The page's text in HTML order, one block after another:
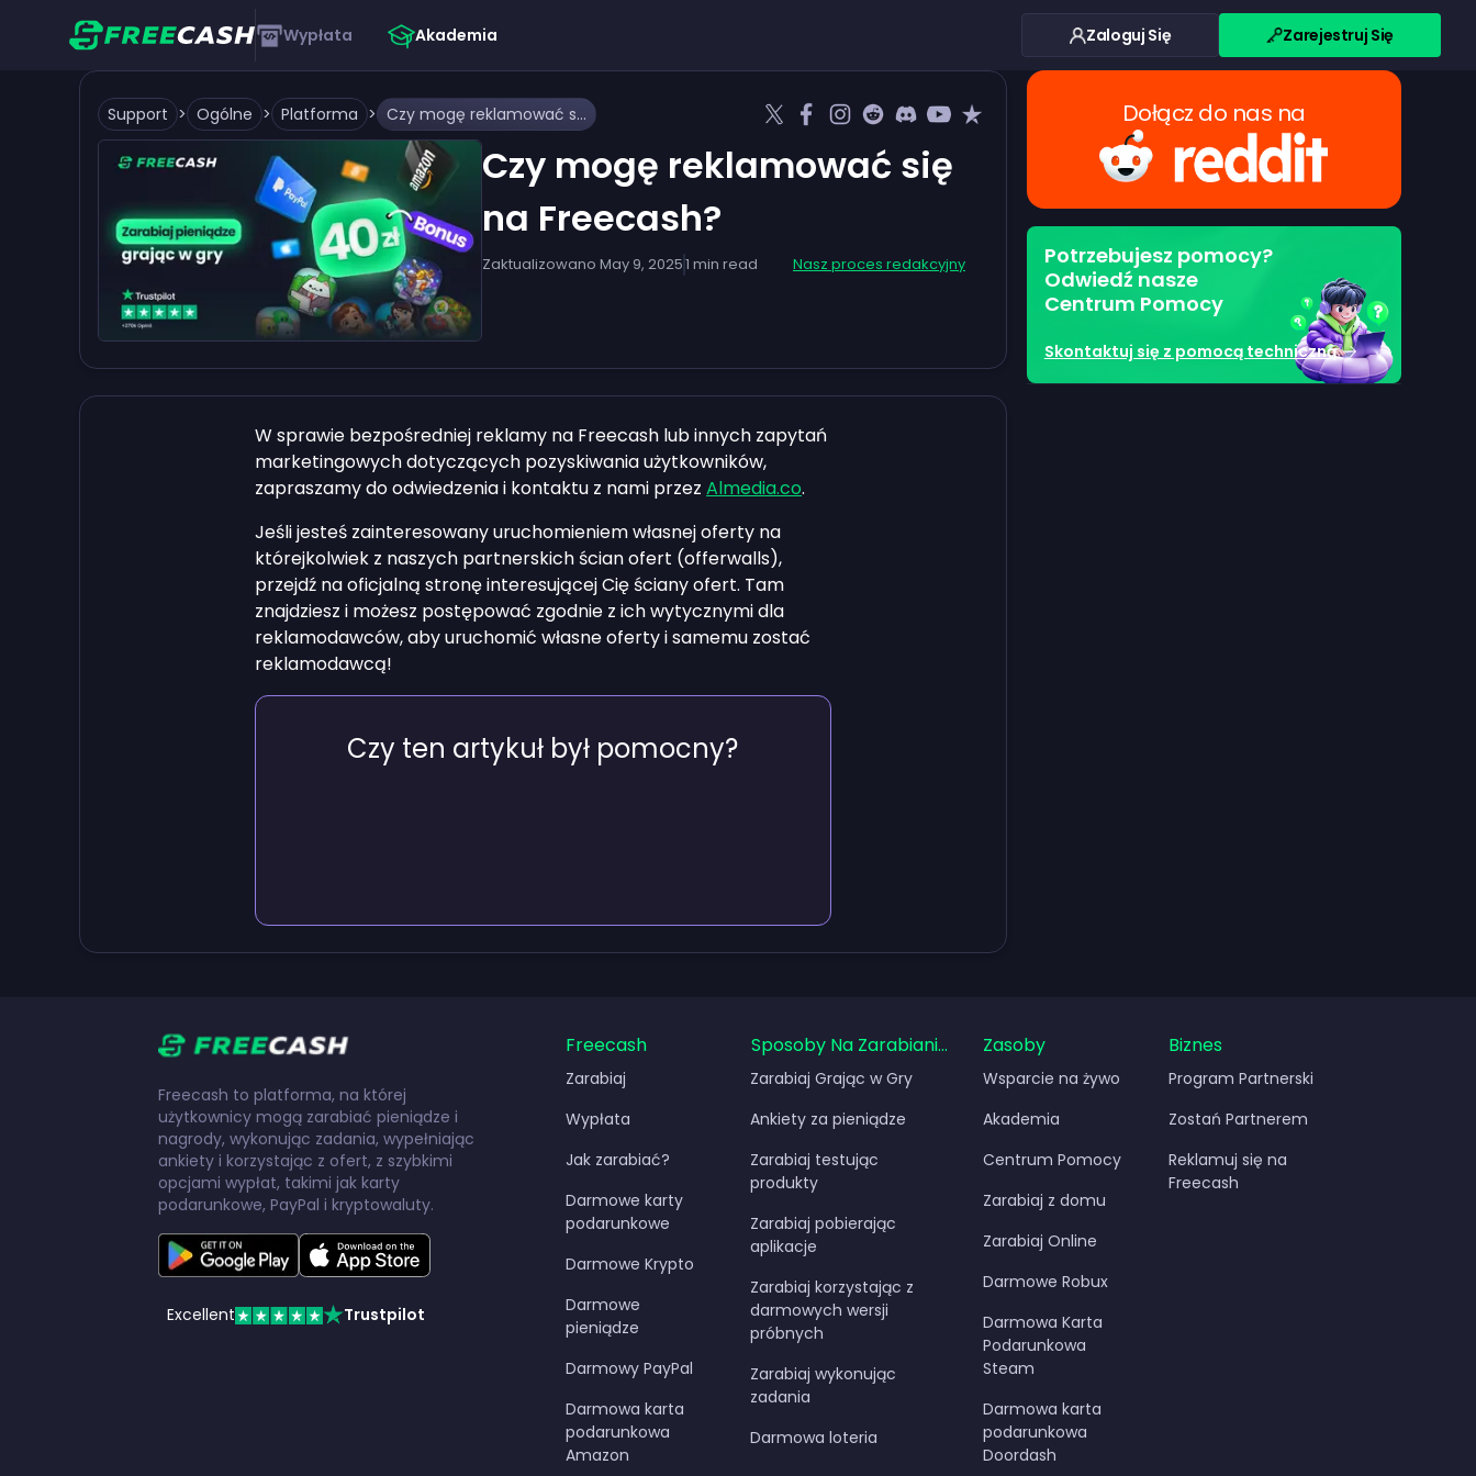
Wypłata Akademia Zaloguj Się Zarejestruj Się
Support > Ogólne > Platforma > Czy mogę reklamować się na Freecash?
Czy mogę reklamować się
na Freecash?
Zaktualizowano May 9, 20251 min read Nasz proces redakcyjny
W sprawie bezpośredniej reklamy na Freecash lub innych zapytań
marketingowych dotyczących pozyskiwania użytkowników,
zapraszamy do odwiedzenia i kontaktu z nami przez Almedia.co.
Jeśli jesteś zainteresowany uruchomieniem własnej oferty na
którejkolwiek z naszych partnerskich ścian ofert (offerwalls),
przejdź na oficjalną stronę interesującej Cię ściany ofert. Tam
znajdziesz i możesz postępować zgodnie z ich wytycznymi dla
reklamodawców, aby uruchomić własne oferty i samemu zostać
reklamodawcą!
Czy ten artykuł był pomocny?
Dołącz do nas na
Potrzebujesz pomocy?
Odwiedź nasze
Centrum Pomocy
Skontaktuj się z pomocą techniczną
Freecash to platforma, na której
użytkownicy mogą zarabiać pieniądze i
nagrody, wykonując zadania, wypełniając
ankiety i korzystając z ofert, z szybkimi
opcjami wypłat, takimi jak karty
podarunkowe, PayPal i kryptowaluty.
Excellent Trustpilot
Freecash
Zarabiaj
Wypłata
Jak zarabiać?
Darmowe karty
podarunkowe
Darmowe Krypto
Darmowe
pieniądze
Darmowy PayPal
Darmowa karta
podarunkowa
Amazon
Sposoby Na Zarabianie Pieniędzy
Zarabiaj Grając w Gry
Ankiety za pieniądze
Zarabiaj testując
produkty
Zarabiaj pobierając
aplikacje
Zarabiaj korzystając z
darmowych wersji
próbnych
Zarabiaj wykonując
zadania
Darmowa loteria
Zasoby
Wsparcie na żywo
Akademia
Centrum Pomocy
Zarabiaj z domu
Zarabiaj Online
Darmowe Robux
Darmowa Karta
Podarunkowa
Steam
Darmowa karta
podarunkowa
Doordash
Biznes
Program Partnerski
Zostań Partnerem
Reklamuj się na
Freecash